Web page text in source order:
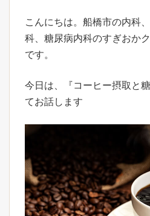
こんにちは。船橋市の内科
科、糖尿病内科のすぎおか
です。
今日は、『コーヒー摂取と
てお話します